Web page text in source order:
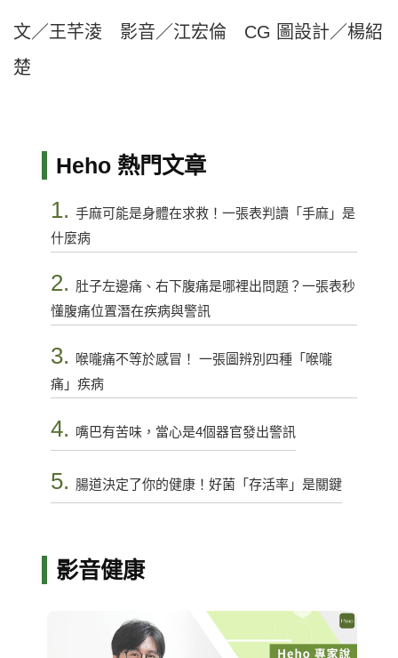
文／王芊淩 影音／江宏倫 CG 圖設計／楊紹
楚
Heho 熱門文章
1. 手麻可能是身體在求救！一張表判讀「手麻」是
什麼病
2. 肚子左邊痛、右下腹痛是哪裡出問題？一張表秒
懂腹痛位置潛在疾病與警訊
3.
喉嚨痛不等於感冒！ 一張圖辨別四種「喉嚨
痛」疾病
4. 嘴巴有苦味，當心是4個器官發出警訊
5. 腸道決定了你的健康！好菌「存活率」是關鍵
影音健康